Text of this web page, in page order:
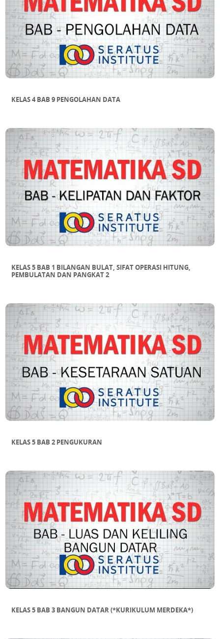
KELAS 4 BAB 9 PENGOLAHAN DATA
KELAS 5 BAB 1 BILANGAN BULAT, SIFAT OPERASI HITUNG,
PEMBULATAN DAN PANGKAT 2
KELAS 5 BAB 2 PENGUKURAN
KELAS 5 BAB 3 BANGUN DATAR (*KURIKULUM MERDEKA*)